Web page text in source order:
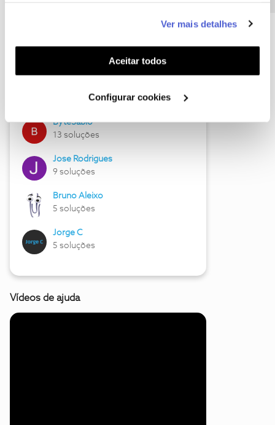
funcionalidades (cookies de personalização e
funcionalidade) e adaptar anúncios aos seus interesses
(cookies de publicidade personalizada). Pode gerir a
utilização dos cookies clicando em "Configurar
Ver mais detalhes
Aceitar todos
Configurar cookies
Hall of Fame de julho
17 soluções
ByteSábio
13 soluções
Jose Rodrigues
9 soluções
Bruno Aleixo
5 soluções
Jorge C
5 soluções
Vídeos de ajuda